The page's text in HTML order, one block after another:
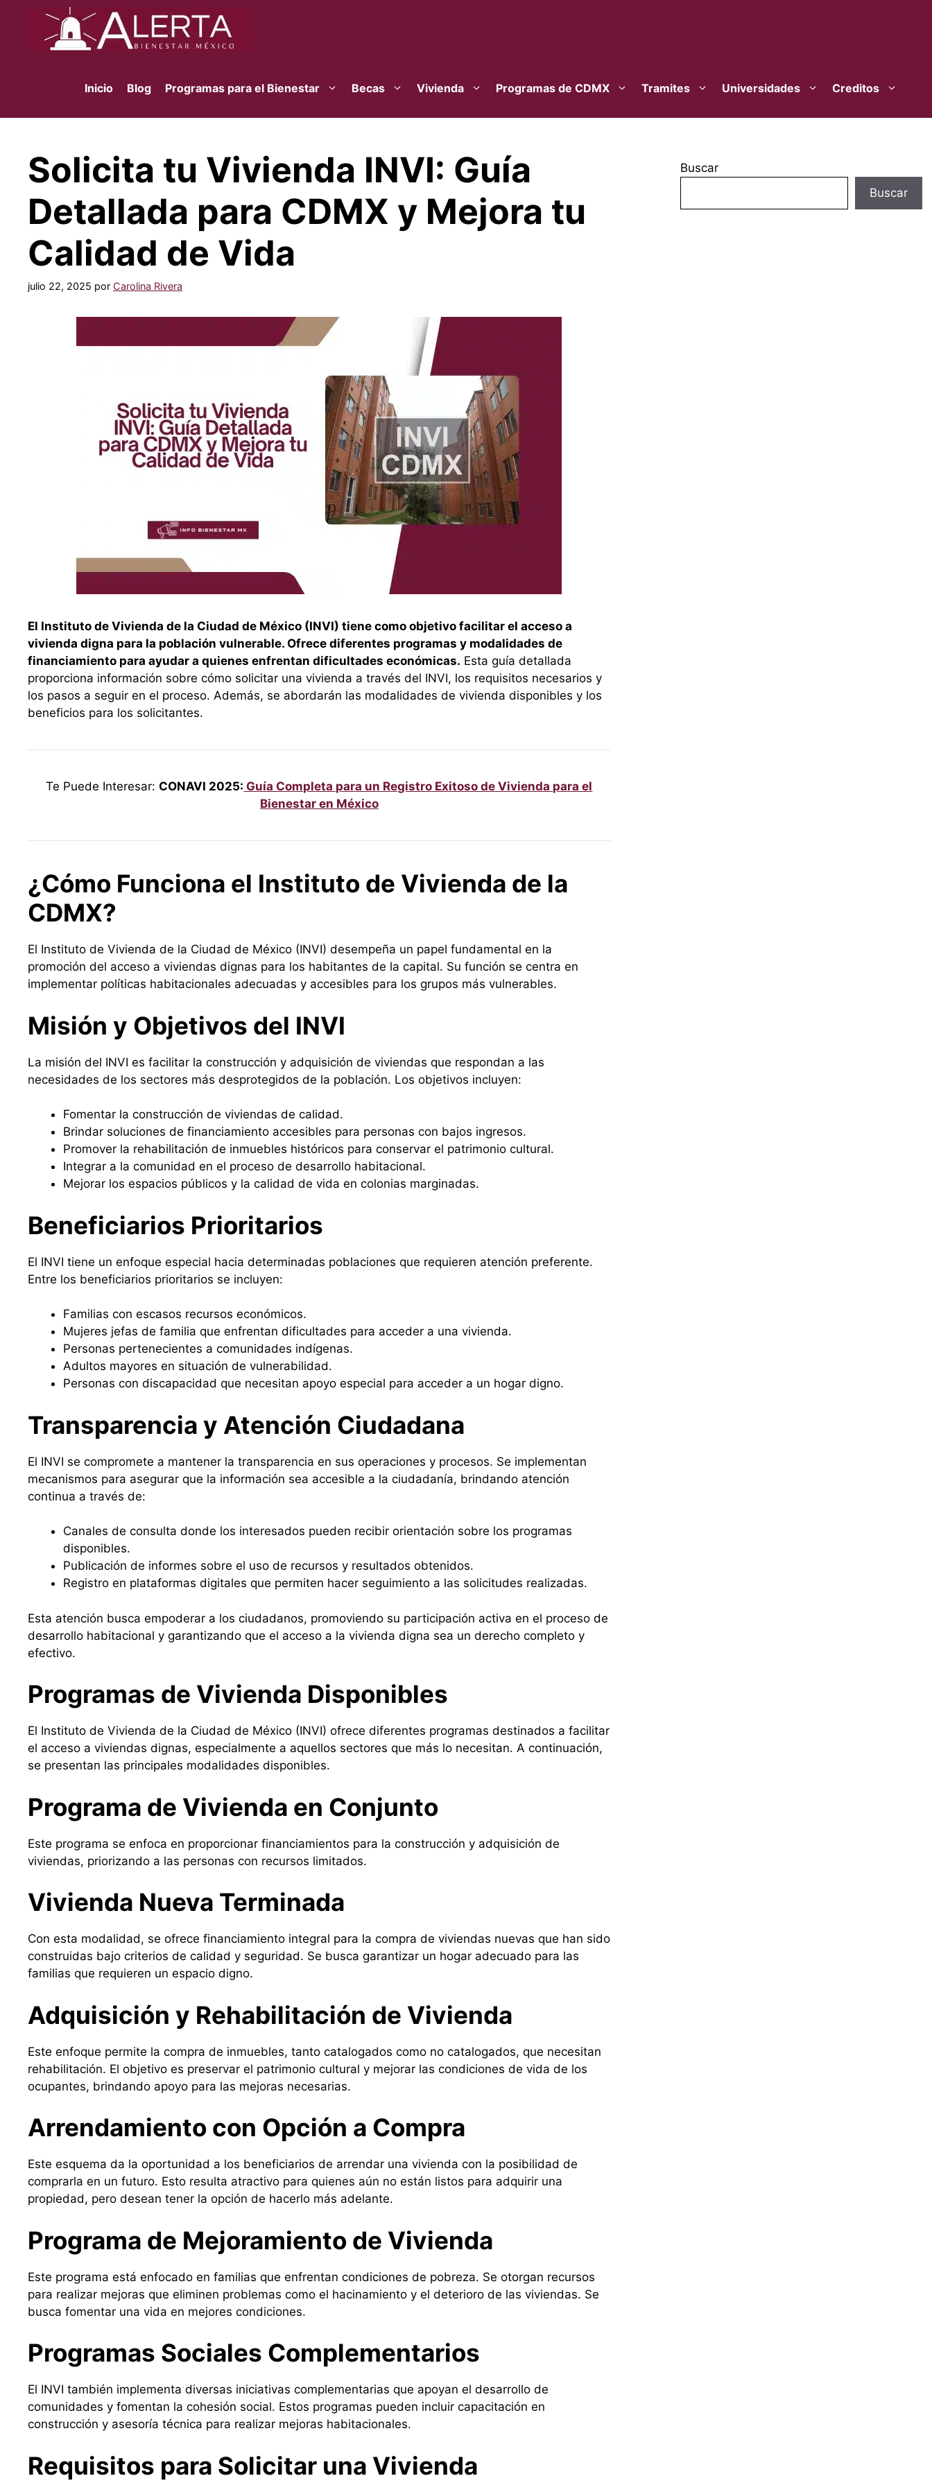
contenido
Inicio Blog Programas para el Bienestar Becas Vivienda Programas de CDMX Tramites Universidades Creditos
Solicita tu Vivienda INVI: Guía
Detallada para CDMX y Mejora tu
Calidad de Vida
julio 22, 2025 por Carolina Rivera
El Instituto de Vivienda de la Ciudad de México (INVI) tiene como objetivo facilitar el acceso a
vivienda digna para la población vulnerable. Ofrece diferentes programas y modalidades de
financiamiento para ayudar a quienes enfrentan dificultades económicas. Esta guía detallada
proporciona información sobre cómo solicitar una vivienda a través del INVI, los requisitos necesarios y
los pasos a seguir en el proceso. Además, se abordarán las modalidades de vivienda disponibles y los
beneficios para los solicitantes.
Te Puede Interesar:CONAVI 2025: Guía Completa para un Registro Exitoso de Vivienda para el
Bienestar en México
¿Cómo Funciona el Instituto de Vivienda de la
CDMX?
El Instituto de Vivienda de la Ciudad de México (INVI) desempeña un papel fundamental en la
promoción del acceso a viviendas dignas para los habitantes de la capital. Su función se centra en
implementar políticas habitacionales adecuadas y accesibles para los grupos más vulnerables.
Misión y Objetivos del INVI
La misión del INVI es facilitar la construcción y adquisición de viviendas que respondan a las
necesidades de los sectores más desprotegidos de la población. Los objetivos incluyen:
Fomentar la construcción de viviendas de calidad.
Brindar soluciones de financiamiento accesibles para personas con bajos ingresos.
Promover la rehabilitación de inmuebles históricos para conservar el patrimonio cultural.
Integrar a la comunidad en el proceso de desarrollo habitacional.
Mejorar los espacios públicos y la calidad de vida en colonias marginadas.
Beneficiarios Prioritarios
El INVI tiene un enfoque especial hacia determinadas poblaciones que requieren atención preferente.
Entre los beneficiarios prioritarios se incluyen:
Familias con escasos recursos económicos.
Mujeres jefas de familia que enfrentan dificultades para acceder a una vivienda.
Personas pertenecientes a comunidades indígenas.
Adultos mayores en situación de vulnerabilidad.
Personas con discapacidad que necesitan apoyo especial para acceder a un hogar digno.
Transparencia y Atención Ciudadana
El INVI se compromete a mantener la transparencia en sus operaciones y procesos. Se implementan
mecanismos para asegurar que la información sea accesible a la ciudadanía, brindando atención
continua a través de:
Canales de consulta donde los interesados pueden recibir orientación sobre los programas
disponibles.
Publicación de informes sobre el uso de recursos y resultados obtenidos.
Registro en plataformas digitales que permiten hacer seguimiento a las solicitudes realizadas.
Esta atención busca empoderar a los ciudadanos, promoviendo su participación activa en el proceso de
desarrollo habitacional y garantizando que el acceso a la vivienda digna sea un derecho completo y
efectivo.
Programas de Vivienda Disponibles
El Instituto de Vivienda de la Ciudad de México (INVI) ofrece diferentes programas destinados a facilitar
el acceso a viviendas dignas, especialmente a aquellos sectores que más lo necesitan. A continuación,
se presentan las principales modalidades disponibles.
Programa de Vivienda en Conjunto
Este programa se enfoca en proporcionar financiamientos para la construcción y adquisición de
viviendas, priorizando a las personas con recursos limitados.
Vivienda Nueva Terminada
Con esta modalidad, se ofrece financiamiento integral para la compra de viviendas nuevas que han sido
construidas bajo criterios de calidad y seguridad. Se busca garantizar un hogar adecuado para las
familias que requieren un espacio digno.
Adquisición y Rehabilitación de Vivienda
Este enfoque permite la compra de inmuebles, tanto catalogados como no catalogados, que necesitan
rehabilitación. El objetivo es preservar el patrimonio cultural y mejorar las condiciones de vida de los
ocupantes, brindando apoyo para las mejoras necesarias.
Arrendamiento con Opción a Compra
Este esquema da la oportunidad a los beneficiarios de arrendar una vivienda con la posibilidad de
comprarla en un futuro. Esto resulta atractivo para quienes aún no están listos para adquirir una
propiedad, pero desean tener la opción de hacerlo más adelante.
Programa de Mejoramiento de Vivienda
Este programa está enfocado en familias que enfrentan condiciones de pobreza. Se otorgan recursos
para realizar mejoras que eliminen problemas como el hacinamiento y el deterioro de las viviendas. Se
busca fomentar una vida en mejores condiciones.
Programas Sociales Complementarios
El INVI también implementa diversas iniciativas complementarias que apoyan el desarrollo de
comunidades y fomentan la cohesión social. Estos programas pueden incluir capacitación en
construcción y asesoría técnica para realizar mejoras habitacionales.
Requisitos para Solicitar una Vivienda
Buscar
Buscar